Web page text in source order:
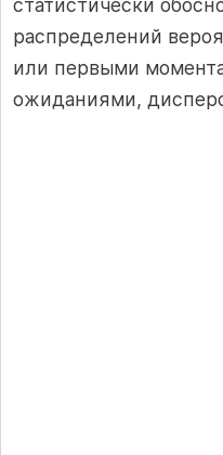
статистически
распределений
или первыми
ожиданиями,